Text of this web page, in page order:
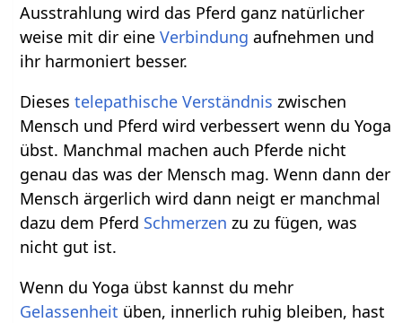
Ausstrahlung wird das Pferd ganz natürlicher
weise mit dir eineVerbindung aufnehmen und
ihr harmoniert besser.
Diesestelepathische Verständnis zwischen
Mensch und Pferd wird verbessert wenn du Yoga
übst. Manchmal machen auch Pferde nicht
genau das was der Mensch mag. Wenn dann der
Mensch ärgerlich wird dann neigt er manchmal
dazu dem Pferd Schmerzen zu zu fügen, was
nicht gut ist.
Wenn du Yoga übst kannst du mehr
Gelassenheit üben, innerlich ruhig bleiben, hast